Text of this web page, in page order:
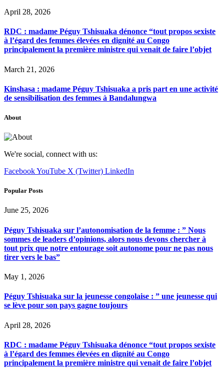
April 28, 2026
RDC : madame Péguy Tshisuaka dénonce “tout propos sexiste
à l’égard des femmes élevées en dignité au Congo
principalement la première ministre qui venait de faire l’objet
March 21, 2026
Kinshasa : madame Péguy Tshisuaka a pris part en une activité
de sensibilisation des femmes à Bandalungwa
About
We're social, connect with us:
FacebookYouTube X (Twitter) LinkedIn
Popular Posts
June 25, 2026
Péguy Tshisuaka sur l’autonomisation de la femme : ” Nous
sommes de leaders d’opinions, alors nous devons chercher à
tout prix que notre entourage soit autonome pour ne pas nous
tirer vers le bas”
May 1, 2026
Péguy Tshisuaka sur la jeunesse congolaise : ” une jeunesse qui
se lève pour son pays gagne toujours
April 28, 2026
RDC : madame Péguy Tshisuaka dénonce “tout propos sexiste
à l’égard des femmes élevées en dignité au Congo
principalement la première ministre qui venait de faire l’objet